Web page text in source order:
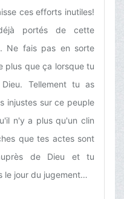
ces efforts inutiles!
portés de cette
Ne fais pas en sorte
plus que ça lorsque tu
Tellement tu as
injustes sur ce peuple
n'y a plus qu'un clin
que tes actes sont
de Dieu et tu
le jour du jugement…